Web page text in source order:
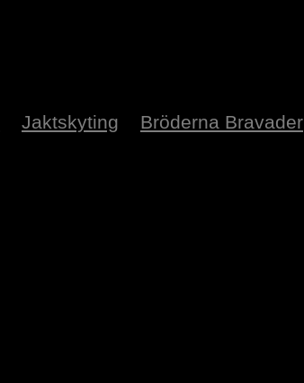
Jaktskyting Bröderna Bravader